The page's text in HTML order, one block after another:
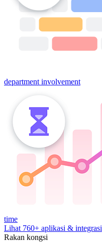
department involvement
time
Lihat 760+ aplikasi & integrasi
Rakan kongsi